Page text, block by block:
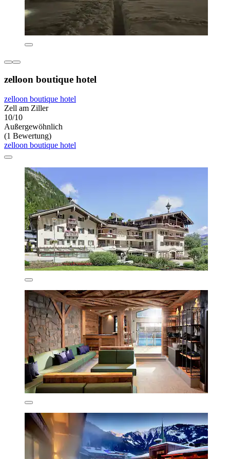
zelloon boutique hotel
zelloon boutique hotel
Zell am Ziller
10/10
Außergewöhnlich
(1 Bewertung)
zelloon boutique hotel